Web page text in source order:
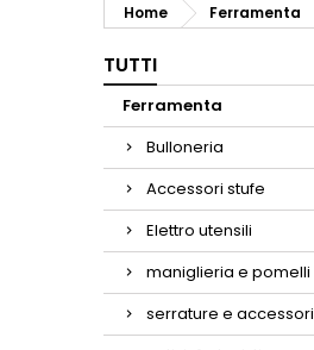
Home Ferramenta
TUTTI
Ferramenta
Bulloneria
Accessori stufe
Elettro utensili
maniglieria e pomelli
serrature e accessori